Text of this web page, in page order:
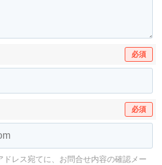
必須
必須
レス宛てに、お問合せ内容の確認メー